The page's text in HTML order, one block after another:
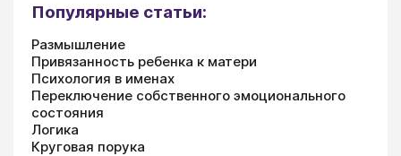
Популярные статьи:
Размышление
Привязанность ребенка к матери
Психология в именах
Переключение собственного эмоционального
состояния
Логика
Круговая порука